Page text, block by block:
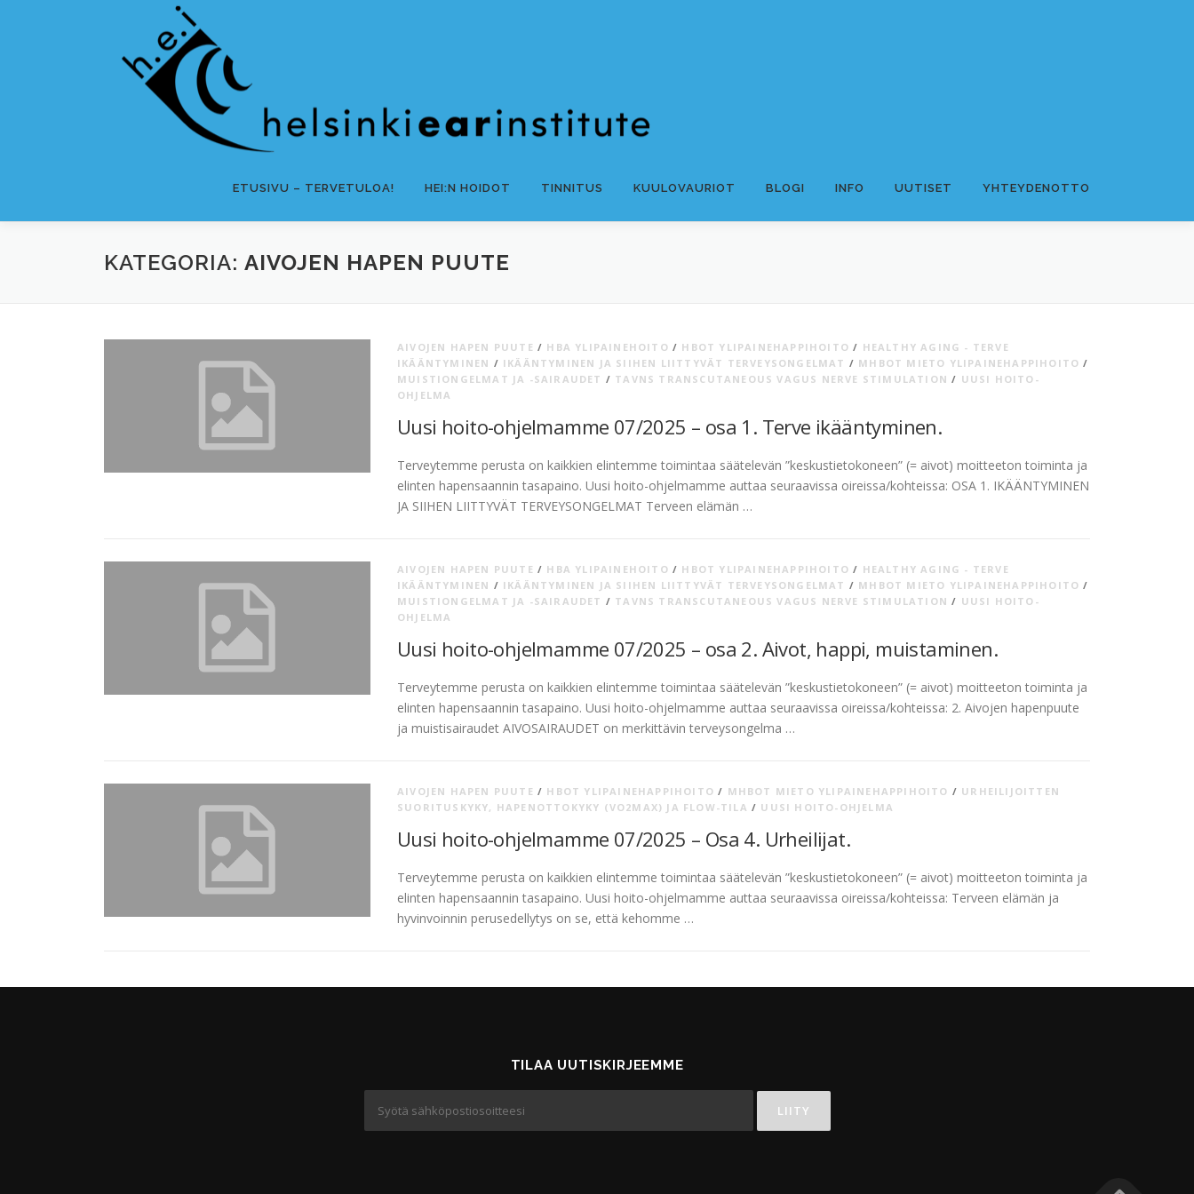
ETUSIVU – TERVETULOA! HEI:N HOIDOT TINNITUS KUULOVAURIOT BLOGI INFO UUTISET YHTEYDENOTTO
KATEGORIA: AIVOJEN HAPEN PUUTE
AIVOJEN HAPEN PUUTE / HBA YLIPAINEHOITO / HBOT YLIPAINEHAPPIHOITO / HEALTHY AGING - TERVE
IKÄÄNTYMINEN / IKÄÄNTYMINEN JA SIIHEN LIITTYVÄT TERVEYSONGELMAT / MHBOT MIETO YLIPAINEHAPPIHOITO /
MUISTIONGELMAT JA -SAIRAUDET / TAVNS TRANSCUTANEOUS VAGUS NERVE STIMULATION / UUSI HOITO-
OHJELMA
Uusi hoito-ohjelmamme 07/2025 – osa 1. Terve ikääntyminen.
Terveytemme perusta on kaikkien elintemme toimintaa säätelevän ”keskustietokoneen” (= aivot) moitteeton toiminta ja
elinten hapensaannin tasapaino. Uusi hoito-ohjelmamme auttaa seuraavissa oireissa/kohteissa: OSA 1. IKÄÄNTYMINEN
JA SIIHEN LIITTYVÄT TERVEYSONGELMAT Terveen elämän …
AIVOJEN HAPEN PUUTE / HBA YLIPAINEHOITO / HBOT YLIPAINEHAPPIHOITO / HEALTHY AGING - TERVE
IKÄÄNTYMINEN / IKÄÄNTYMINEN JA SIIHEN LIITTYVÄT TERVEYSONGELMAT / MHBOT MIETO YLIPAINEHAPPIHOITO /
MUISTIONGELMAT JA -SAIRAUDET / TAVNS TRANSCUTANEOUS VAGUS NERVE STIMULATION / UUSI HOITO-
OHJELMA
Uusi hoito-ohjelmamme 07/2025 – osa 2. Aivot, happi, muistaminen.
Terveytemme perusta on kaikkien elintemme toimintaa säätelevän ”keskustietokoneen” (= aivot) moitteeton toiminta ja
elinten hapensaannin tasapaino. Uusi hoito-ohjelmamme auttaa seuraavissa oireissa/kohteissa: 2. Aivojen hapenpuute
ja muistisairaudet AIVOSAIRAUDET on merkittävin terveysongelma …
AIVOJEN HAPEN PUUTE / HBOT YLIPAINEHAPPIHOITO / MHBOT MIETO YLIPAINEHAPPIHOITO / URHEILIJOITTEN
SUORITUSKYKY, HAPENOTTOKYKY (VO2MAX) JA FLOW-TILA / UUSI HOITO-OHJELMA
Uusi hoito-ohjelmamme 07/2025 – Osa 4. Urheilijat.
Terveytemme perusta on kaikkien elintemme toimintaa säätelevän ”keskustietokoneen” (= aivot) moitteeton toiminta ja
elinten hapensaannin tasapaino. Uusi hoito-ohjelmamme auttaa seuraavissa oireissa/kohteissa: Terveen elämän ja
hyvinvoinnin perusedellytys on se, että kehomme …
TILAA UUTISKIRJEEMME